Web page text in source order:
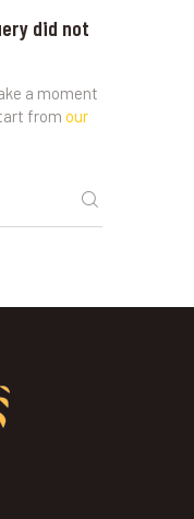
did not
a moment
from our